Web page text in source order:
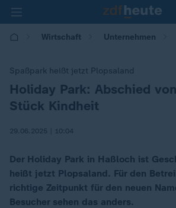
Wirtschaft Unternehmen
Spaßpark heißt jetzt Plopsaland
:Holiday Park: Abschied
Stück Kindheit
29.06.2025 | 10:04
Der Holiday Park in Haßloch ist
heißt jetzt Plopsaland. Für den
richtige Zeitpunkt für den neuen
Besucher sehen das anders.